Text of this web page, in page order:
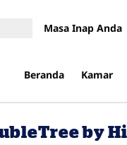
Masa Inap Anda
Beranda Kamar
by